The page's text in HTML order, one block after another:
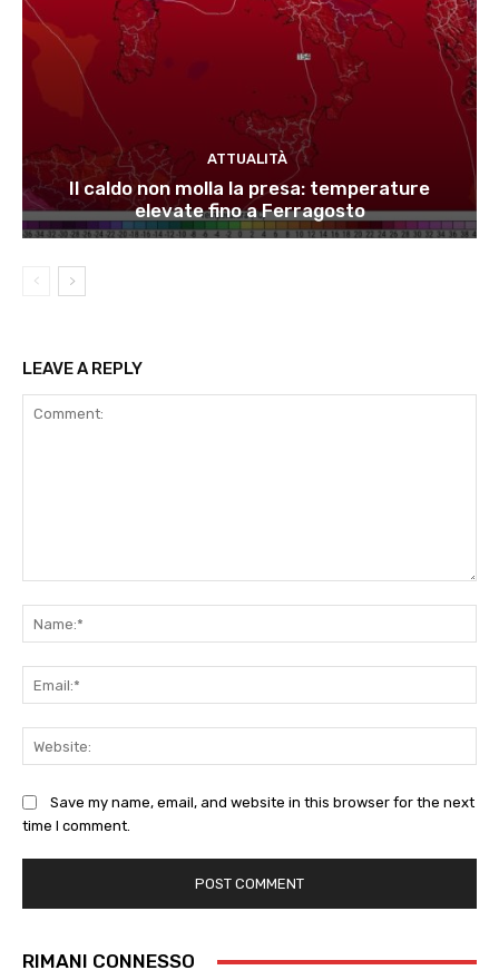
ATTUALITÀ
Il caldo non molla la presa: temperature
elevate fino a Ferragosto
LEAVE A REPLY
Save my name, email, and website in this browser for the next
time I comment.
RIMANI CONNESSO